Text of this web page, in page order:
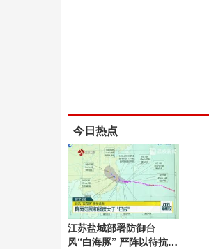
今日热点
江苏盐城部署防御台
风“白海豚” 严阵以待抗风